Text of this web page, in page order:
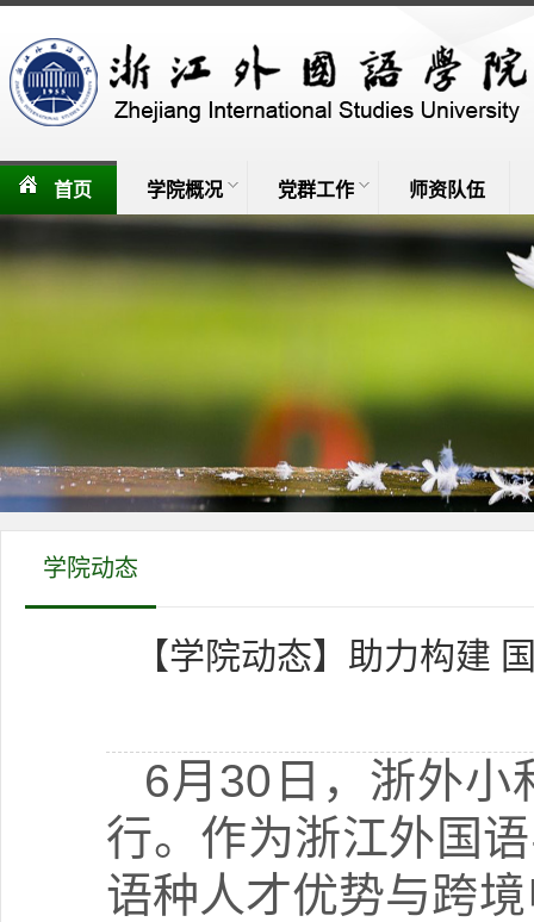
首页 学院概况 党群工作 师资队伍
学院动态
【学院动态】助力构建
6月30日，浙外小
行。作为浙江外国
语种人才优势与跨